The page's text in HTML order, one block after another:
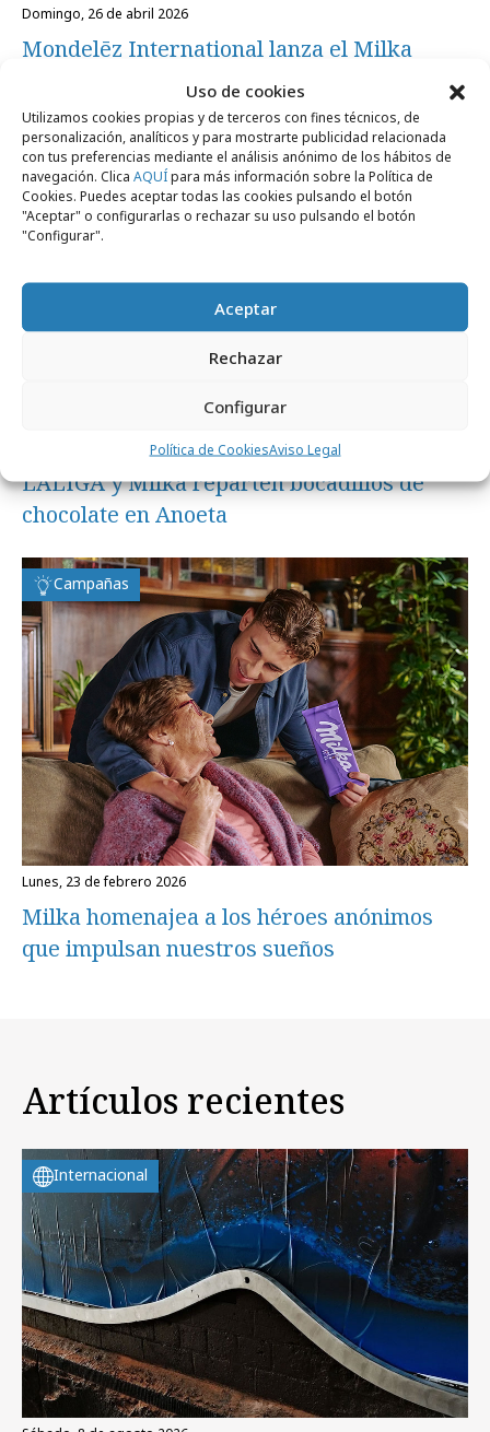
Uso de cookies
Utilizamos cookies propias y de terceros con fines técnicos, de
personalización, analíticos y para mostrarte publicidad relacionada
con tus preferencias mediante el análisis anónimo de los hábitos de
navegación. Clica AQUÍpara más información sobre la Política de
Cookies. Puedes aceptar todas las cookies pulsando el botón
"Aceptar" o configurarlas o rechazar su uso pulsando el botón
"Configurar".
Aceptar
Rechazar
Configurar
Política de CookiesAviso Legal
domingo, 26 de abril 2026
Mondelēz International lanza el Milka
Campañas
jueves, 23 de abril 2026
LALIGA y Milka reparten bocadillos de
chocolate en Anoeta
Campañas
lunes, 23 de febrero 2026
Milka homenajea a los héroes anónimos
que impulsan nuestros sueños
Artículos recientes
Internacional